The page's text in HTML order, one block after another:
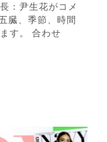
：尹生花がコメ
臓、季節、時間
す。 合わせ